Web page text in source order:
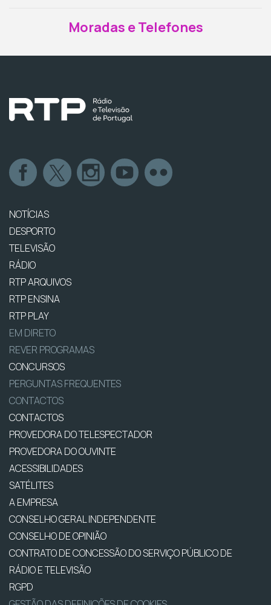
Moradas e Telefones
NOTÍCIAS
DESPORTO
TELEVISÃO
RÁDIO
RTP ARQUIVOS
RTP ENSINA
RTP PLAY
EM DIRETO
REVER PROGRAMAS
CONCURSOS
PERGUNTAS FREQUENTES
CONTACTOS
CONTACTOS
PROVEDORA DO TELESPECTADOR
PROVEDORA DO OUVINTE
ACESSIBILIDADES
SATÉLITES
A EMPRESA
CONSELHO GERAL INDEPENDENTE
CONSELHO DE OPINIÃO
CONTRATO DE CONCESSÃO DO SERVIÇO PÚBLICO DE
RÁDIO E TELEVISÃO
RGPD